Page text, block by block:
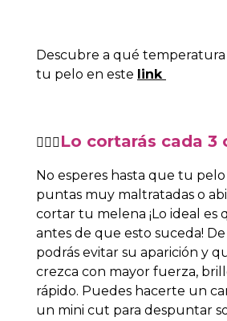
Descubre a qué
tu pelo en este link
💇🏻‍♀️ Lo cortarás cada 3
No esperes hasta que tu
puntas muy maltratadas o
cortar tu melena ¡Lo ideal es
antes de que esto suceda!
podrás evitar su aparición y
crezca con mayor fuerza,
rápido. Puedes hacerte un
un mini cut para despuntar